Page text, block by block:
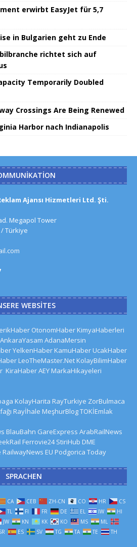
erwirbt EasyJet für 5,7
in Bulgarien geht zu Ende
richtet sich auf
Temporarily Doubled
Crossings Are Being Renewed
Harbor nach Indianapolis
Ajansı Hizmetleri Ltd. Şti.
Megapol Tower
/ Türkiye
WEBSITES
OtonomHaber KimyaHaberleri
AnkaraYasam AdanaMersin
YelkenHaber KamuHaber UcakHaber
LeoTheMaster.Net KolayBilimHaber
KiraHaberAEY MarkaHikayeleri
KolayHarita RayTurkiye ZorBulmaca
Rayİhale MeşhurBlogTOKİEmlak
BlauBahn GareExpress ArabRailNews
Ferrovie24 StiriHub DME
RailwayNews EU Podgorica Today
SPRACHEN
CA CEB ZH-CN CO HR
CS
TL FI FR DE EL IW
HI
JW KN KK KO MS
ML
ES SV TG TA TE
TH